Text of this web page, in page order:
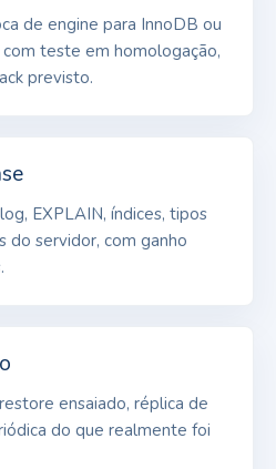
de engine para InnoDB ou
teste em homologação,
previsto.
EXPLAIN, índices, tipos
do servidor, com ganho
ensaiado, réplica de
do que realmente foi